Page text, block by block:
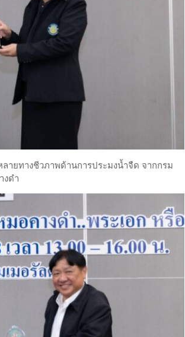
ายทางชีวภาพด้านการประมงน้ำจืด จากกรม
งดำ